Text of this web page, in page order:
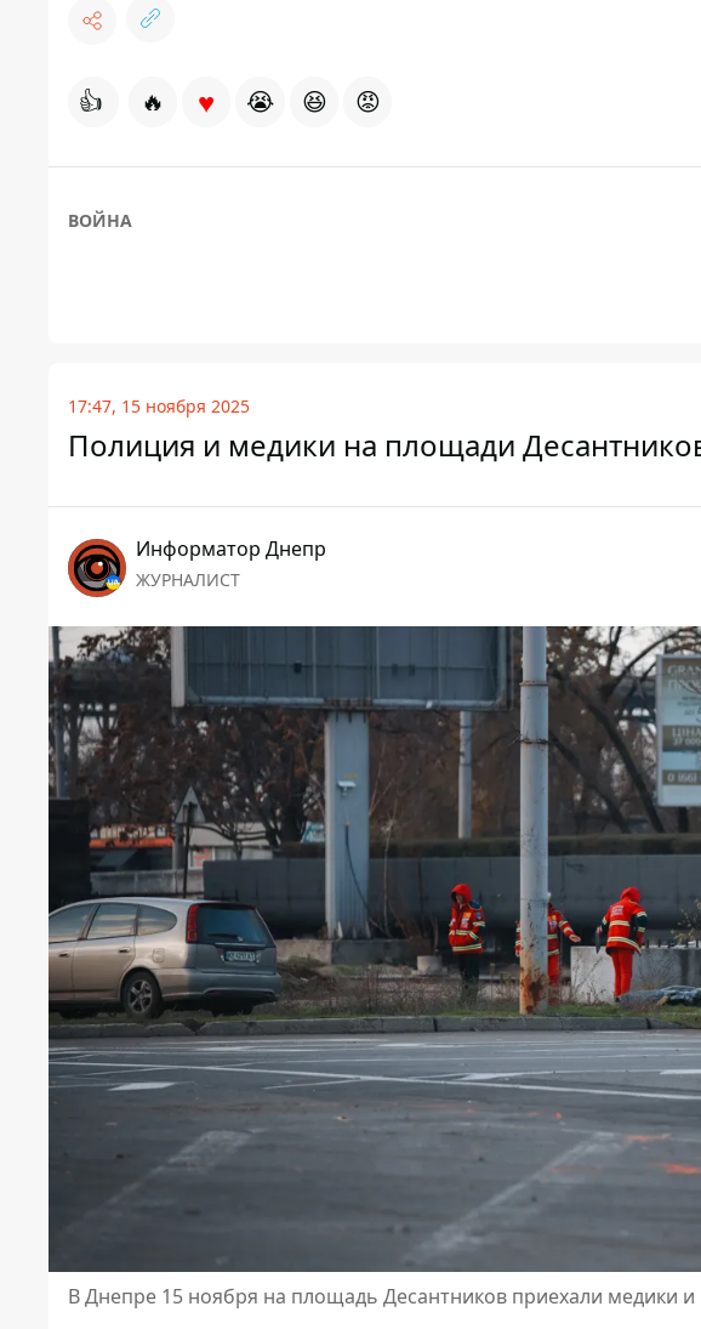
👍 🔥 ♥ 😭 😆 😡
ВОЙНА
17:47, 15 ноября 2025
Полиция и медики на площади
Информатор Днепр
ЖУРНАЛИСТ
В Днепре 15 ноября на площадь Десантников приехали медики и